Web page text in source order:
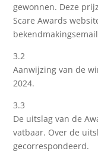
gewonnen. Deze
Scare Awards
3.2
Aanwijzing van de
2024.
3.3
De uitslag van de
vatbaar. Over de
gecorrespondeerd.